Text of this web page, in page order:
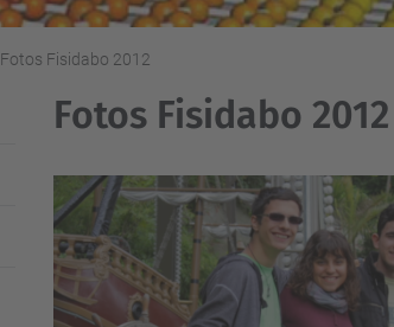
Fotos Fisidabo 2012
Fotos Fisidabo 2012